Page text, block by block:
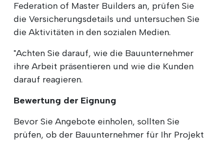
Federation of Master Builders an, prüfen Sie
die Versicherungsdetails und untersuchen Sie
die Aktivitäten in den sozialen Medien.
"Achten Sie darauf, wie die Bauunternehmer
ihre Arbeit präsentieren und wie die Kunden
darauf reagieren.
Bewertung der Eignung
Bevor Sie Angebote einholen, sollten Sie
prüfen, ob der Bauunternehmer für Ihr Projekt